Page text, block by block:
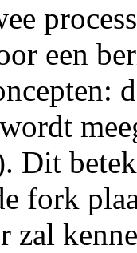
een
Dit
fork